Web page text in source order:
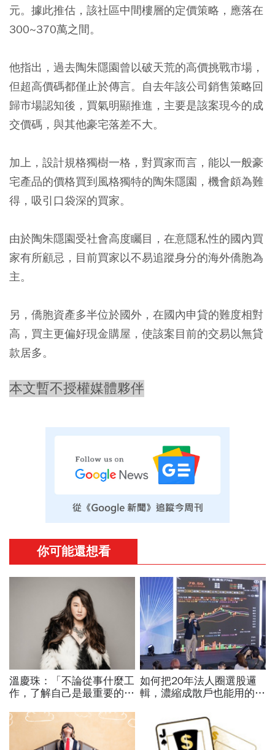
元。據此推估，該社區中間樓層的定價策略，應落在
300~370萬之間。
他指出，過去陶朱隱園曾以破天荒的高價挑戰市場，
但超高價碼都僅止於傳言。自去年該公司銷售策略回
歸市場認知後，買氣明顯推進，主要是該案現今的成
交價碼，與其他豪宅落差不大。
加上，設計規格獨樹一格，對買家而言，能以一般豪
宅產品的價格買到風格獨特的陶朱隱園，機會頗為難
得，吸引口袋深的買家。
由於陶朱隱園受社會高度矚目，在意隱私性的國內買
家有所顧忌，目前買家以不易追蹤身分的海外僑胞為
主。
另，僑胞資產多半位於國外，在國內申貸的難度相對
高，買主更偏好現金購屋，使該案目前的交易以無貸
款居多。
本文暫不授權媒體夥伴